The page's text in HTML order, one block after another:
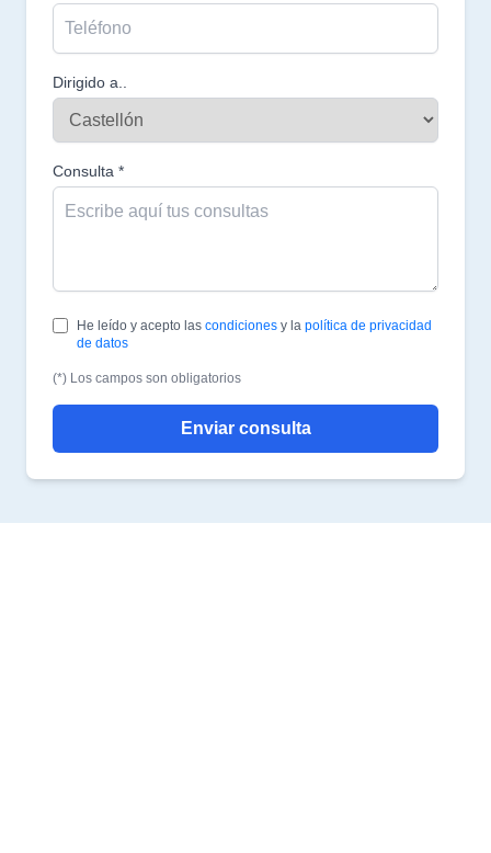
Dirigido a..
Consulta *
He leído y acepto lascondiciones y lapolítica de privacidad
de datos
(*) Los campos son obligatorios
Enviar consulta